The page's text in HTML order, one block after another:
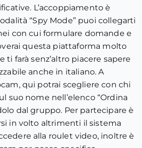
L’accoppiamento è
“Spy Mode” puoi collegarti
con cui formulare domande e
questa piattaforma molto
ti farà senz’altro piacere sapere
anche in italiano. A
qui potrai scegliere con chi
suo nome nell’elenco “Ordina
dal gruppo. Per partecipare è
in volto altrimenti il sistema
alla roulet video, inoltre è